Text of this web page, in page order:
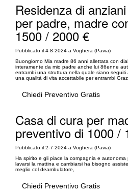
Residenza di
per padre, madre
1500 / 2000 €
Pubblicato il 4-8-2024 a Voghera (Pavia)
Buongiorno Mia madre 86 anni allettata con
interamente da mio padre anche lui 86enne
entrambi una struttura nella quale siano
una qualità di vita accettabile per entrambi
Chiedi Preventivo Gratis
Casa di cura per
preventivo di 1000 /
Pubblicato il 2-7-2024 a Voghera (Pavia)
Ha spirito e gli piace la compagnia e autonoma
lavarsi la mattina e cambiarsi ha bisogno
meglio col deambulatore,
Chiedi Preventivo Gratis